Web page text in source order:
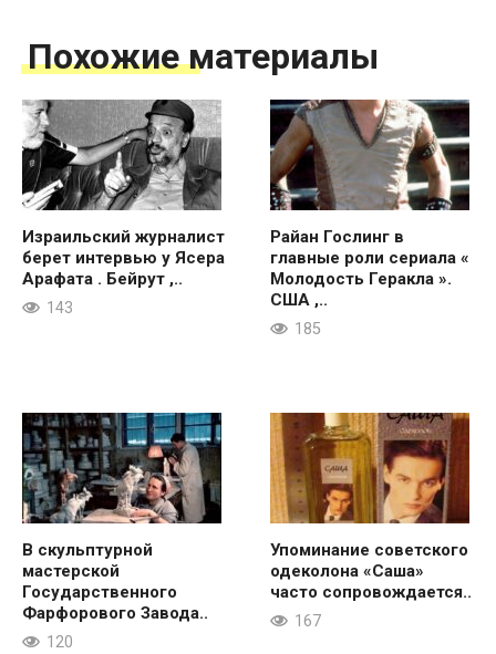
Похожие материалы
Израильский журналист
берет интервью у Ясера
Арафата . Бейрут ,..
143
Райан Гослинг в
главные роли сериала «
Молодость Геракла ».
США ,..
185
В скульптурной
мастерской
Государственного
Фарфорового Завода..
120
Упоминание советского
одеколона «Саша»
часто сопровождается..
167